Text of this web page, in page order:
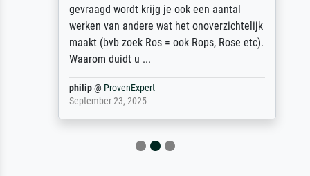
gevraagd wordt krijg je ook een aantal
werken van andere wat het onoverzichtelijk
maakt (bvb zoek Ros = ook Rops, Rose etc).
Waarom duidt u ...
philip@ProvenExpert
September 23, 2025